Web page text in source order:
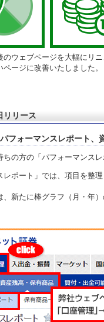
のウェブページを大幅にリ
ージに改善いたしました。
リリース
フォーマンスレポート
ちの方の「パフォーマンス
レポート」では、項目を整
、新たに棒グラフ（月・年